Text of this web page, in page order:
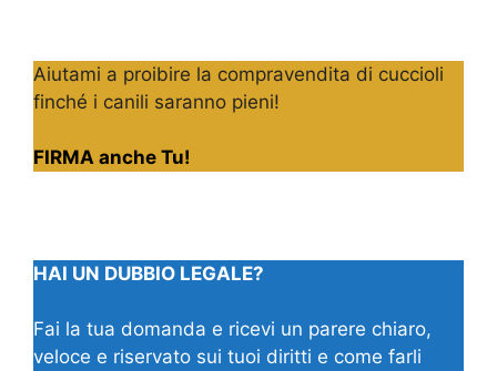
Aiutami a proibire la compravendita di cuccioli
finché i canili saranno pieni!
FIRMA anche Tu!
HAI UN DUBBIO LEGALE?
Fai la tua domanda e ricevi un parere chiaro,
veloce e riservato sui tuoi diritti e come farli